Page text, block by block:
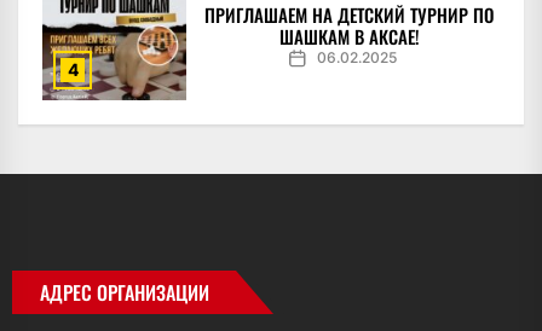
4
ПРИГЛАШАЕМ НА ДЕТСКИЙ ТУРНИР ПО
ШАШКАМ В АКСАЕ!
06.02.2025
АДРЕС ОРГАНИЗАЦИИ